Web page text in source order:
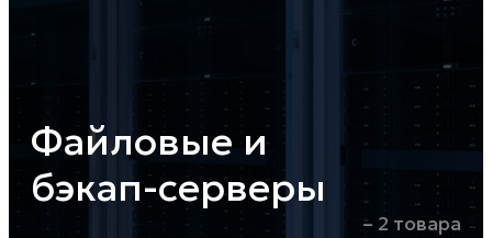
Файловые и
бэкап-серверы
– 2 товара
Доступность. Подбор.
Сервис.
Экосистема реестровых серверов Fplus
на универсальной платформе Спутник